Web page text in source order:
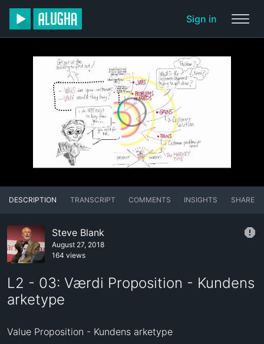
Sign in
DESCRIPTION TRANSCRIPT COMMENTS INSIGHTS SHARE
Steve Blank
August 27, 2018
164 views
L2 - 03: Værdi Proposition - Kundens
arketype
Value Proposition - Kundens arketype